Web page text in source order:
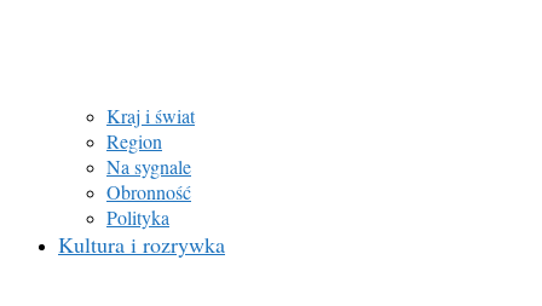
Kraj i świat
Region
Na sygnale
Obronność
Polityka
Kultura i rozrywka